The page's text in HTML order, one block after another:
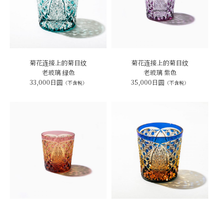
菊花连接上的菊目纹
老玻璃 绿色
33,000日圆 （不含税）
菊花连接上的菊目纹
老玻璃 紫色
35,000日圆 （不含税）